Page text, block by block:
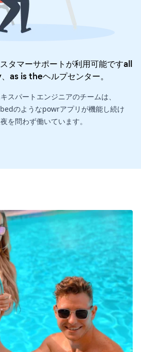
マーサポートが利用可能ですall
as is theヘルプセンター。
スパートエンジニアのチームは、
のようなpowrアプリが機能し続け
を問わず働いています。